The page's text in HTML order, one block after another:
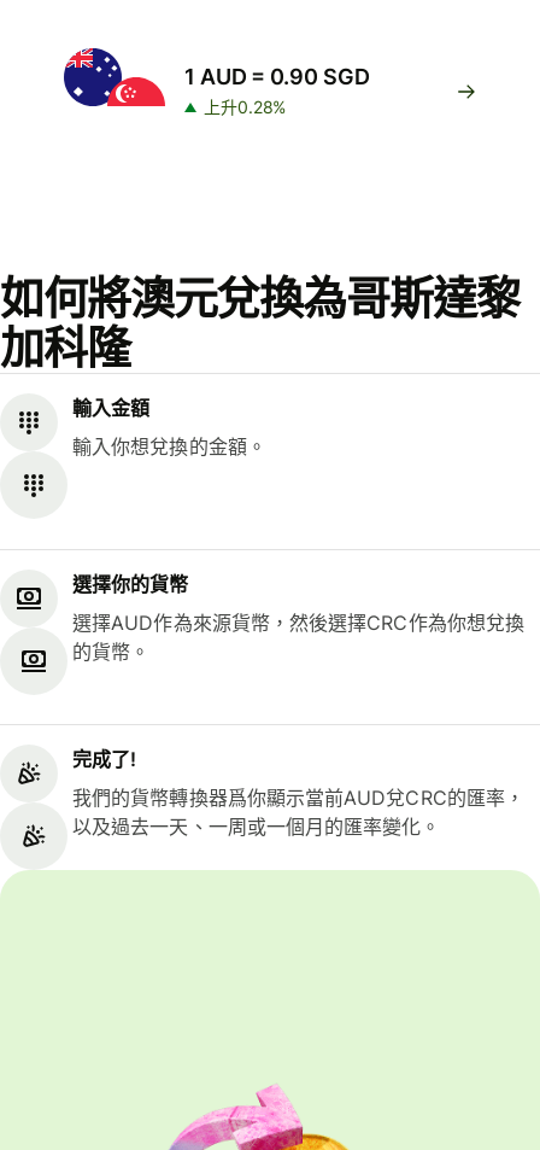
1 AUD = 0.90 SGD
上升0.28%
如何將澳元兌換為哥斯達黎
加科隆
輸入金額
輸入你想兌換的金額。
選擇你的貨幣
選擇AUD作為來源貨幣，然後選擇CRC作為你想兌換
的貨幣。
完成了!
我們的貨幣轉換器爲你顯示當前AUD兌CRC的匯率，
以及過去一天、一周或一個月的匯率變化。